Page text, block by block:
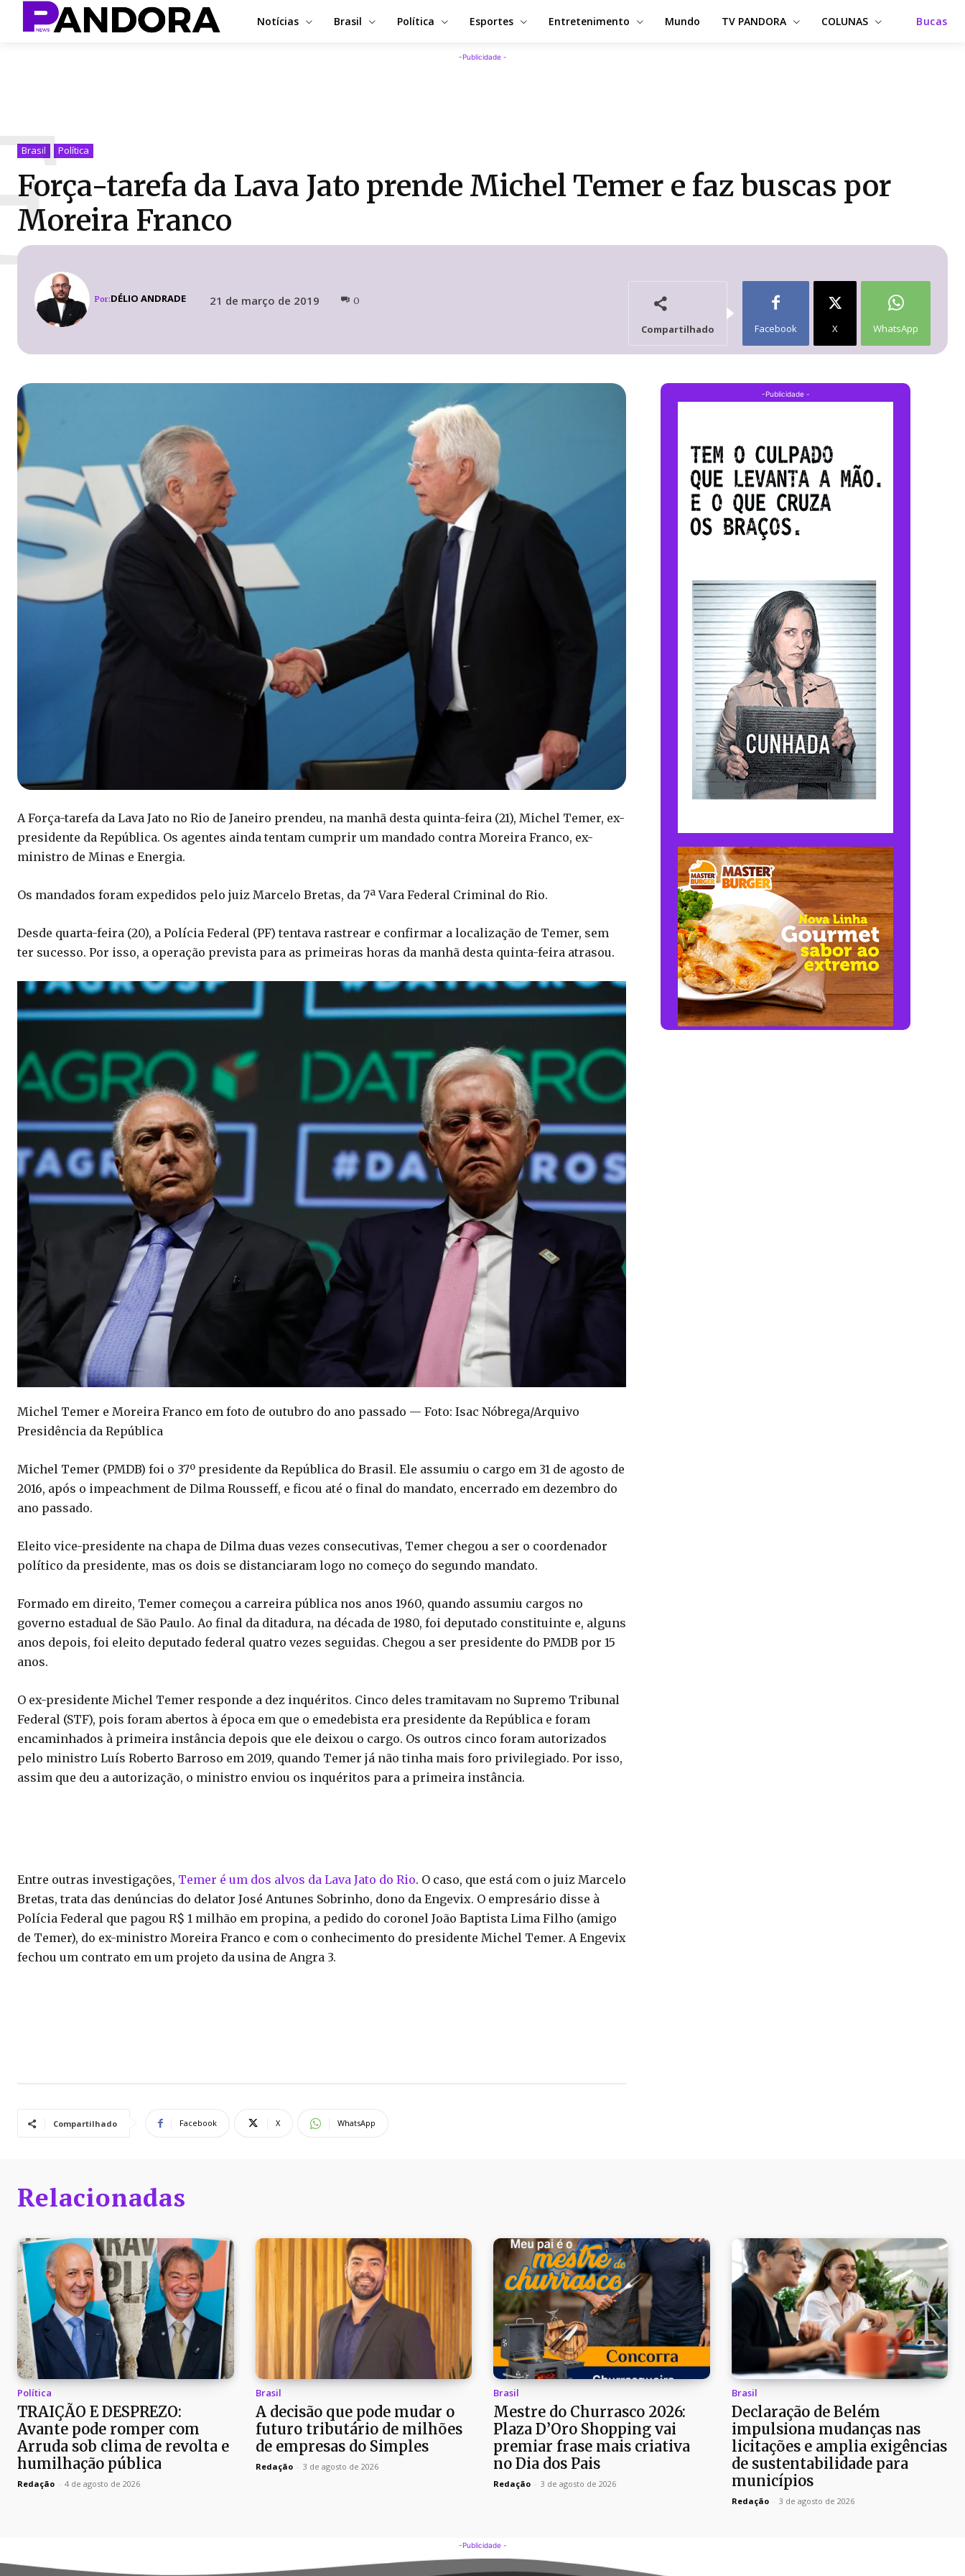
Notícias Brasil Política Esportes Entretenimento Mundo TV PANDORA COLUNAS Bucas
-Publicidade -
Brasil Política
Força-tarefa da Lava Jato prende Michel Temer e faz buscas por
Moreira Franco
Por:DÉLIO ANDRADE 21 de março de 2019 0
Compartilhado Facebook X WhatsApp
A Força-tarefa da Lava Jato no Rio de Janeiro prendeu, na manhã desta quinta-feira (21), Michel Temer, ex-
presidente da República. Os agentes ainda tentam cumprir um mandado contra Moreira Franco, ex-
ministro de Minas e Energia.
Os mandados foram expedidos pelo juiz Marcelo Bretas, da 7ª Vara Federal Criminal do Rio.
Desde quarta-feira (20), a Polícia Federal (PF) tentava rastrear e confirmar a localização de Temer, sem
ter sucesso. Por isso, a operação prevista para as primeiras horas da manhã desta quinta-feira atrasou.
Michel Temer e Moreira Franco em foto de outubro do ano passado — Foto: Isac Nóbrega/Arquivo
Presidência da República
Michel Temer (PMDB) foi o 37º presidente da República do Brasil. Ele assumiu o cargo em 31 de agosto de
2016, após o impeachment de Dilma Rousseff, e ficou até o final do mandato, encerrado em dezembro do
ano passado.
Eleito vice-presidente na chapa de Dilma duas vezes consecutivas, Temer chegou a ser o coordenador
político da presidente, mas os dois se distanciaram logo no começo do segundo mandato.
Formado em direito, Temer começou a carreira pública nos anos 1960, quando assumiu cargos no
governo estadual de São Paulo. Ao final da ditadura, na década de 1980, foi deputado constituinte e, alguns
anos depois, foi eleito deputado federal quatro vezes seguidas. Chegou a ser presidente do PMDB por 15
anos.
O ex-presidente Michel Temer responde a dez inquéritos. Cinco deles tramitavam no Supremo Tribunal
Federal (STF), pois foram abertos à época em que o emedebista era presidente da República e foram
encaminhados à primeira instância depois que ele deixou o cargo. Os outros cinco foram autorizados
pelo ministro Luís Roberto Barroso em 2019, quando Temer já não tinha mais foro privilegiado. Por isso,
assim que deu a autorização, o ministro enviou os inquéritos para a primeira instância.
Entre outras investigações, Temer é um dos alvos da Lava Jato do Rio. O caso, que está com o juiz Marcelo
Bretas, trata das denúncias do delator José Antunes Sobrinho, dono da Engevix. O empresário disse à
Polícia Federal que pagou R$ 1 milhão em propina, a pedido do coronel João Baptista Lima Filho (amigo
de Temer), do ex-ministro Moreira Franco e com o conhecimento do presidente Michel Temer. A Engevix
fechou um contrato em um projeto da usina de Angra 3.
Compartilhado Facebook X WhatsApp
-Publicidade -
Relacionadas
Política
TRAIÇÃO E DESPREZO:
Avante pode romper com
Arruda sob clima de revolta e
humilhação pública
Redação - 4 de agosto de 2026
Brasil
A decisão que pode mudar o
futuro tributário de milhões
de empresas do Simples
Redação - 3 de agosto de 2026
Brasil
Mestre do Churrasco 2026:
Plaza D’Oro Shopping vai
premiar frase mais criativa
no Dia dos Pais
Redação - 3 de agosto de 2026
Brasil
Declaração de Belém
impulsiona mudanças nas
licitações e amplia exigências
de sustentabilidade para
municípios
Redação - 3 de agosto de 2026
-Publicidade -